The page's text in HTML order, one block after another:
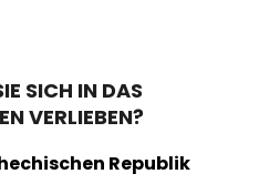
SICH IN DAS
VERLIEBEN?
Republik